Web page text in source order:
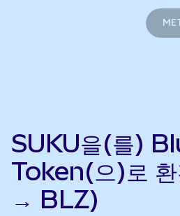
SUKU을(를)
Token(으)로
→ BLZ)